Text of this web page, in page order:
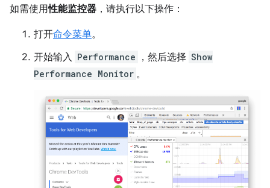
如需使用性能监控器 ，请执行以下操作：
打开命令菜单。
开始输入 Performance ，然后选择 Show
Performance Monitor 。